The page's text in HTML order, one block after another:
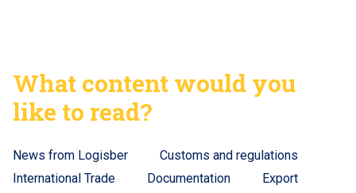
What content would you
like to read?
News from Logisber
Customs and regulations
International Trade
Documentation
Export